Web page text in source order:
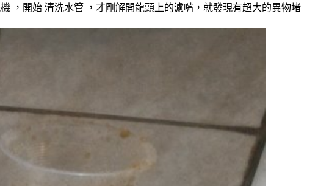
，開始 清洗水管 ，才剛解開龍頭上的濾嘴，就發現有超大的異物堵